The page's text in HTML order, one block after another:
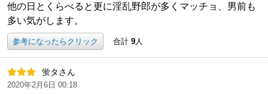
他の日とくらべると更に淫乱野郎が多くマッチョ、男前も
多い気がします。
参考になったらクリック 合計 9人
蛍タさん
2020年2月6日 00:18